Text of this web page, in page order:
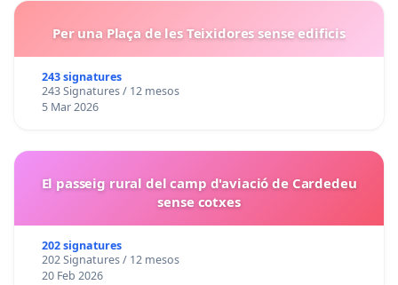
Per una Plaça de les Teixidores sense edificis
243 signatures
243 Signatures / 12 mesos
5 Mar 2026
El passeig rural del camp d'aviació de Cardedeu
sense cotxes
202 signatures
202 Signatures / 12 mesos
20 Feb 2026